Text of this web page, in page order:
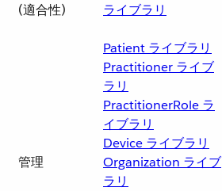
(適合性)
ライブラリ
管理
Patient ライブラリ
Practitioner ライブ
ラリ
PractitionerRole ラ
イブラリ
Device ライブラリ
Organization ライブ
ラリ